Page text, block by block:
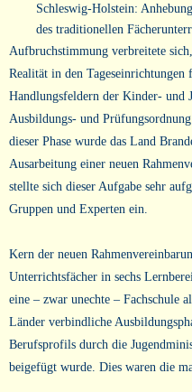
Schleswig-Holstein:
des traditionellen
Aufbruchstimmung verbreitete
Realität in den
Handlungsfeldern der Kinder- und
Ausbildungs- und
dieser Phase wurde das Land
Ausarbeitung einer neuen
stellte sich dieser Aufgabe sehr
Gruppen und Experten ein.
Kern der neuen
Unterrichtsfächer in sechs
eine – zwar unechte – Fachschule
Länder verbindliche
Berufsprofils durch die
beigefügt wurde. Dies waren die